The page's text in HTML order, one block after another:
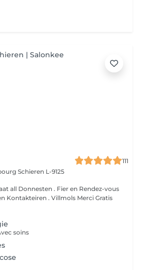
111
Schieren L-9125
all Donnesten . Fier en Rendez-vous
soins